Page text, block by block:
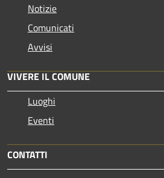
Notizie
Comunicati
Avvisi
VIVERE IL COMUNE
Luoghi
Eventi
CONTATTI